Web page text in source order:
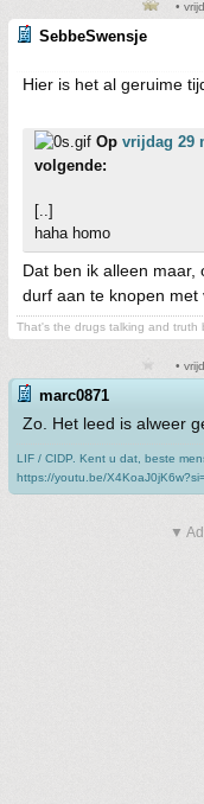
•
SebbeSwensje
Hier is het al geruime
Op vrijdag 29
volgende:
[..]
haha homo
Dat ben ik alleen maar,
durf aan te knopen met
That's the drugs talking and truth
•
marc0871
Zo. Het leed is alweer
LIF / CIDP. Kent u dat, beste
https://youtu.be/
▼